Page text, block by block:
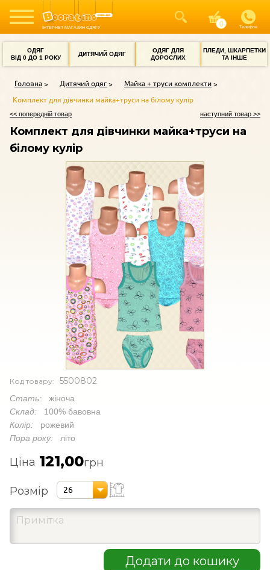
ІНТЕРНЕТ-МАГАЗИН ОДЯГУ Телефон
ОДЯГ
ВІД 0 ДО 1 РОКУ
ДИТЯЧИЙ ОДЯГ
ОДЯГ ДЛЯ
ДОРОСЛИХ
ПЛЕДИ, ШКАРПЕТКИ
ТА ІНШЕ
Головна Дитячий одяг
Майка + труси комплекти
Комплект для дівчинки майка+труси на білому кулір
<< попередній товар наступний товар >>
Комплект для дівчинки майка+труси на
білому кулір
Код товару: 5500802
Стать: жіноча
Склад: 100% бавовна
Колір: рожевий
Пора року: літо
Ціна 121,00грн
Розмір 26
Додати до кошику